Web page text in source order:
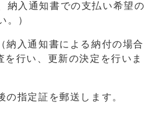
納入通知書での支払い希望の
。）
納入通知書による納付の場合
行い、更新の決定を行いま
指定証を郵送します。